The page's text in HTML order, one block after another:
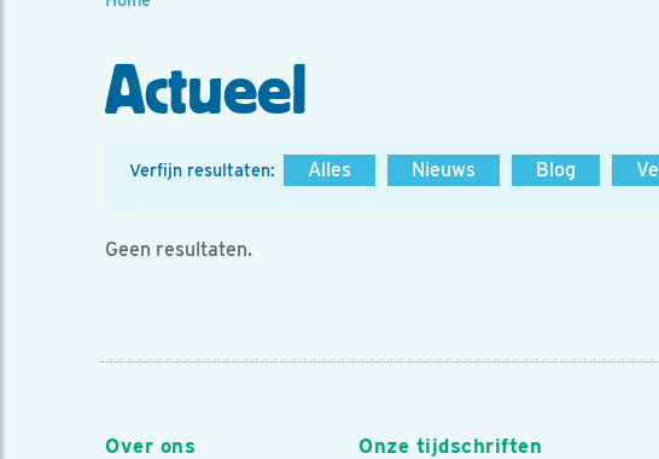
Actueel
Verfijn resultaten: Alles Nieuws Blog
Geen resultaten.
Over ons Onze tijdschriften